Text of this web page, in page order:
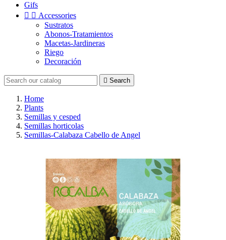
Gifs
  Accessories
Sustratos
Abonos-Tratamientos
Macetas-Jardineras
Riego
Decoración
 Search
Home
Plants
Semillas y cesped
Semillas horticolas
Semillas-Calabaza Cabello de Angel